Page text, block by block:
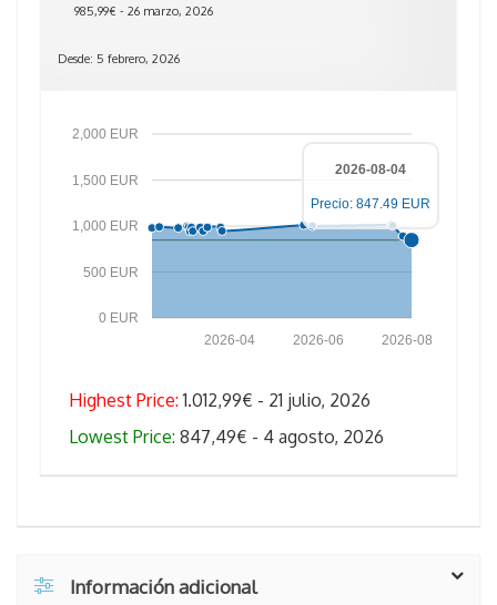
985,99€ - 26 marzo, 2026
Desde: 5 febrero, 2026
0 EUR
500 EUR
1,000 EUR
1,500 EUR
2,000 EUR
2026-08
2026-06
2026-04
2026-08-04
Precio: 847.49 EUR
Highest Price:1.012,99€ - 21 julio, 2026
Lowest Price: 847,49€ - 4 agosto, 2026
Información adicional